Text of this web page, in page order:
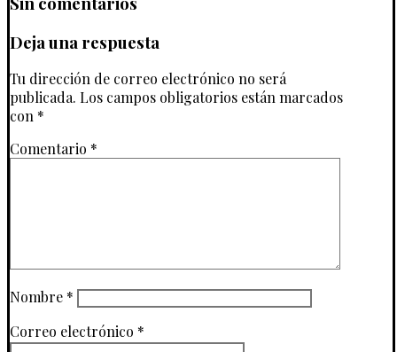
Deja una respuesta
Tu dirección de correo electrónico no será
publicada. Los campos obligatorios están marcados
con *
Comentario *
Nombre *
Correo electrónico *